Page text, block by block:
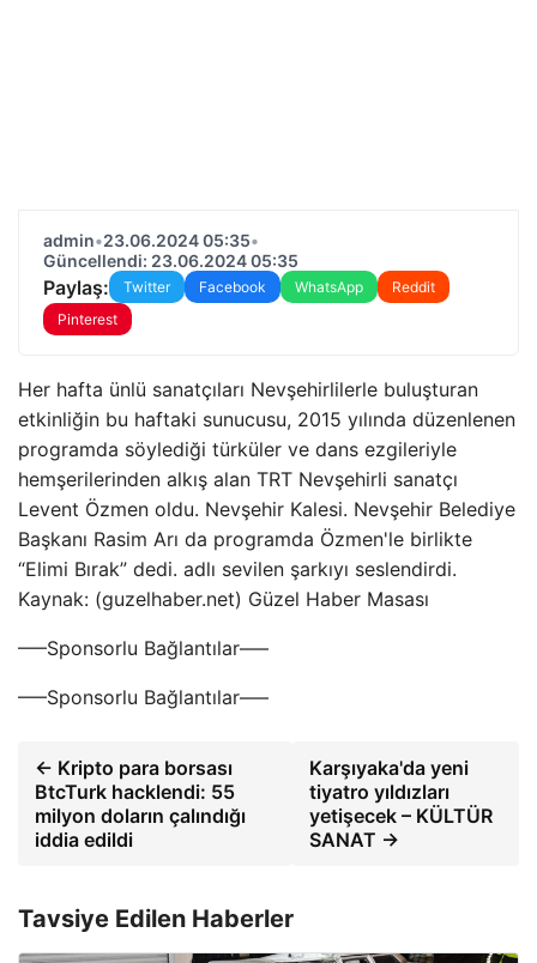
admin•23.06.2024 05:35•
Güncellendi: 23.06.2024 05:35
Paylaş: Twitter Facebook WhatsApp
Reddit
Pinterest
Her hafta ünlü sanatçıları Nevşehirlilerle buluşturan
etkinliğin bu haftaki sunucusu, 2015 yılında düzenlenen
programda söylediği türküler ve dans ezgileriyle
hemşerilerinden alkış alan TRT Nevşehirli sanatçı
Levent Özmen oldu. Nevşehir Kalesi. Nevşehir Belediye
Başkanı Rasim Arı da programda Özmen'le birlikte
“Elimi Bırak” dedi. adlı sevilen şarkıyı seslendirdi.
Kaynak: (guzelhaber.net) Güzel Haber Masası
—–Sponsorlu Bağlantılar—–
—–Sponsorlu Bağlantılar—–
← Kripto para borsası
BtcTurk hacklendi: 55
milyon doların çalındığı
iddia edildi
Karşıyaka'da yeni
tiyatro yıldızları
yetişecek – KÜLTÜR
SANAT →
Tavsiye Edilen Haberler